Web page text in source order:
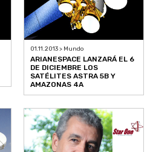
01.11.2013 > Mundo
ARIANESPACE LANZARÁ EL 6
DE DICIEMBRE LOS
SATÉLITES ASTRA 5B Y
AMAZONAS 4A